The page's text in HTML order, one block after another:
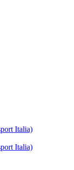
Italia)
Italia)